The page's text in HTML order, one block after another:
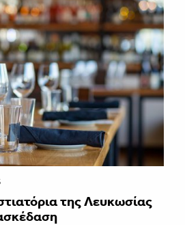
της Λευκωσίας